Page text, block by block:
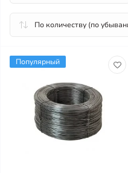
Популярный